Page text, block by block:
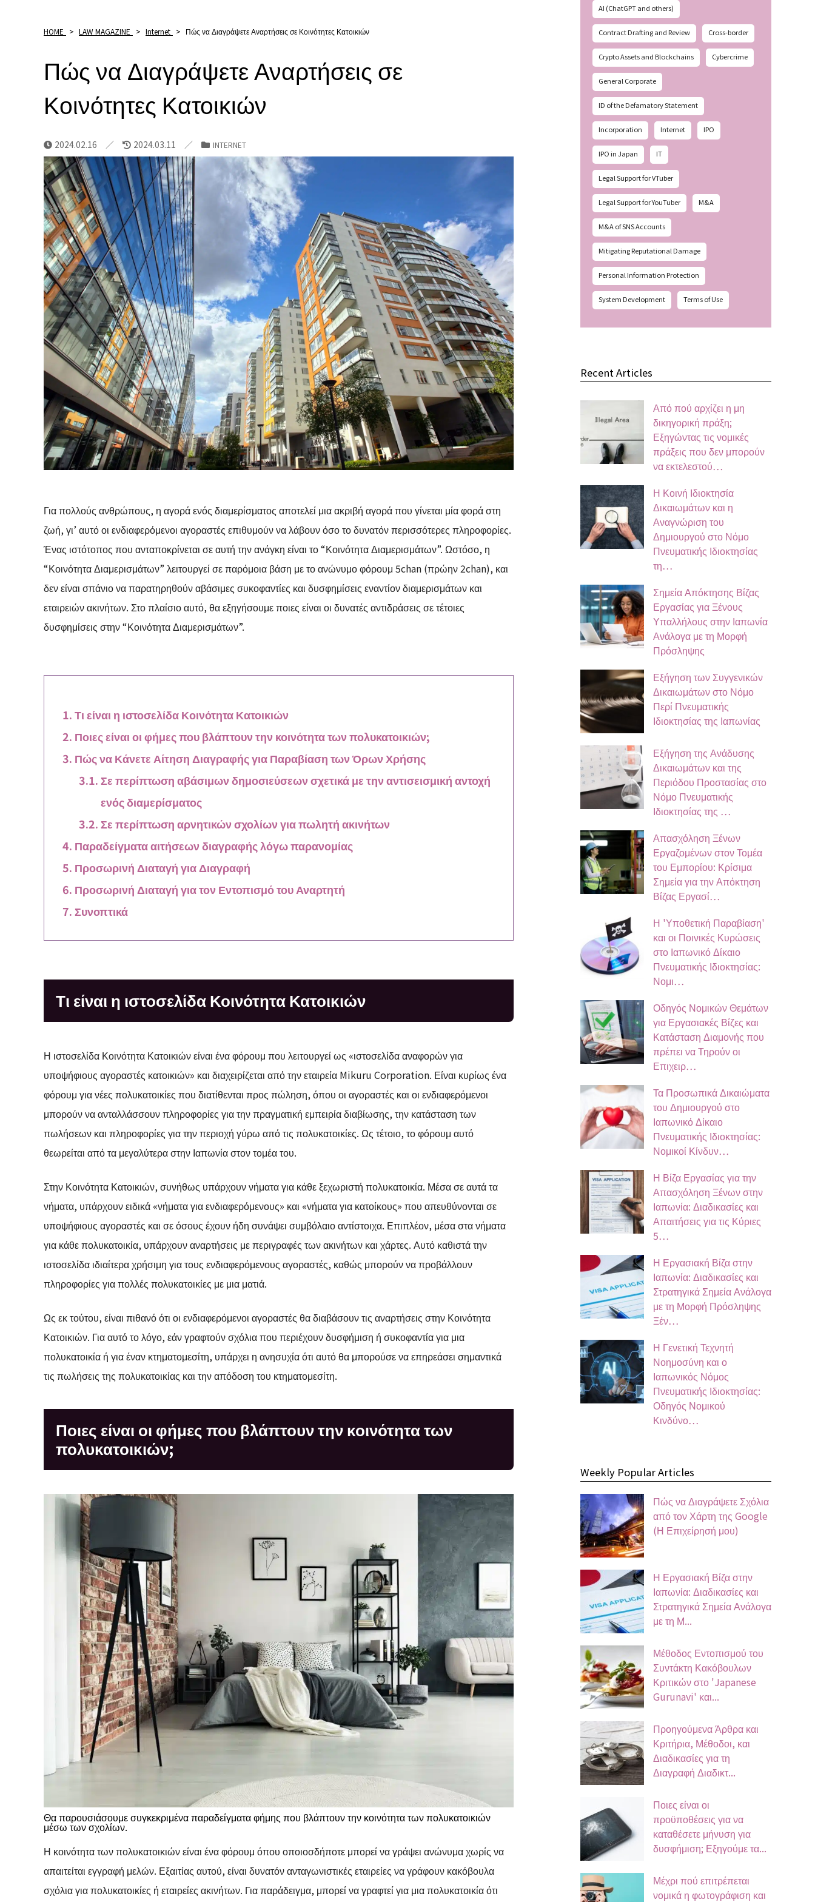
HOME > LAW MAGAZINE > Internet > Πώς να Διαγράψετε Αναρτήσεις σε Κοινότητες Κατοικιών
Πώς να Διαγράψετε Αναρτήσεις σε
Κοινότητες Κατοικιών
2024.02.16 2024.03.11 INTERNET
Για πολλούς ανθρώπους, η αγορά ενός διαμερίσματος αποτελεί μια ακριβή αγορά που γίνεται μία φορά στη
ζωή, γι’ αυτό οι ενδιαφερόμενοι αγοραστές επιθυμούν να λάβουν όσο το δυνατόν περισσότερες πληροφορίες.
Ένας ιστότοπος που ανταποκρίνεται σε αυτή την ανάγκη είναι το “Κοινότητα Διαμερισμάτων”. Ωστόσο, η
“Κοινότητα Διαμερισμάτων” λειτουργεί σε παρόμοια βάση με το ανώνυμο φόρουμ 5chan (πρώην 2chan), και
δεν είναι σπάνιο να παρατηρηθούν αβάσιμες συκοφαντίες και δυσφημίσεις εναντίον διαμερισμάτων και
εταιρειών ακινήτων. Στο πλαίσιο αυτό, θα εξηγήσουμε ποιες είναι οι δυνατές αντιδράσεις σε τέτοιες
δυσφημίσεις στην “Κοινότητα Διαμερισμάτων”.
Τι είναι η ιστοσελίδα Κοινότητα Κατοικιών
Ποιες είναι οι φήμες που βλάπτουν την κοινότητα των πολυκατοικιών;
Πώς να Κάνετε Αίτηση Διαγραφής για Παραβίαση των Όρων Χρήσης
Σε περίπτωση αβάσιμων δημοσιεύσεων σχετικά με την αντισεισμική αντοχή
ενός διαμερίσματος
Σε περίπτωση αρνητικών σχολίων για πωλητή ακινήτων
Παραδείγματα αιτήσεων διαγραφής λόγω παρανομίας
Προσωρινή Διαταγή για Διαγραφή
Προσωρινή Διαταγή για τον Εντοπισμό του Αναρτητή
Συνοπτικά
Τι είναι η ιστοσελίδα Κοινότητα Κατοικιών
Η ιστοσελίδα Κοινότητα Κατοικιών είναι ένα φόρουμ που λειτουργεί ως «ιστοσελίδα αναφορών για
υποψήφιους αγοραστές κατοικιών» και διαχειρίζεται από την εταιρεία Mikuru Corporation. Είναι κυρίως ένα
φόρουμ για νέες πολυκατοικίες που διατίθενται προς πώληση, όπου οι αγοραστές και οι ενδιαφερόμενοι
μπορούν να ανταλλάσσουν πληροφορίες για την πραγματική εμπειρία διαβίωσης, την κατάσταση των
πωλήσεων και πληροφορίες για την περιοχή γύρω από τις πολυκατοικίες. Ως τέτοιο, το φόρουμ αυτό
θεωρείται από τα μεγαλύτερα στην Ιαπωνία στον τομέα του.
Στην Κοινότητα Κατοικιών, συνήθως υπάρχουν νήματα για κάθε ξεχωριστή πολυκατοικία. Μέσα σε αυτά τα
νήματα, υπάρχουν ειδικά «νήματα για ενδιαφερόμενους» και «νήματα για κατοίκους» που απευθύνονται σε
υποψήφιους αγοραστές και σε όσους έχουν ήδη συνάψει συμβόλαιο αντίστοιχα. Επιπλέον, μέσα στα νήματα
για κάθε πολυκατοικία, υπάρχουν αναρτήσεις με περιγραφές των ακινήτων και χάρτες. Αυτό καθιστά την
ιστοσελίδα ιδιαίτερα χρήσιμη για τους ενδιαφερόμενους αγοραστές, καθώς μπορούν να προβάλλουν
πληροφορίες για πολλές πολυκατοικίες με μια ματιά.
Ως εκ τούτου, είναι πιθανό ότι οι ενδιαφερόμενοι αγοραστές θα διαβάσουν τις αναρτήσεις στην Κοινότητα
Κατοικιών. Για αυτό το λόγο, εάν γραφτούν σχόλια που περιέχουν δυσφήμιση ή συκοφαντία για μια
πολυκατοικία ή για έναν κτηματομεσίτη, υπάρχει η ανησυχία ότι αυτό θα μπορούσε να επηρεάσει σημαντικά
τις πωλήσεις της πολυκατοικίας και την απόδοση του κτηματομεσίτη.
Ποιες είναι οι φήμες που βλάπτουν την κοινότητα των
πολυκατοικιών;
Θα παρουσιάσουμε συγκεκριμένα παραδείγματα φήμης που βλάπτουν την κοινότητα των πολυκατοικιών
μέσω των σχολίων.
Η κοινότητα των πολυκατοικιών είναι ένα φόρουμ όπου οποιοσδήποτε μπορεί να γράψει ανώνυμα χωρίς να
απαιτείται εγγραφή μελών. Εξαιτίας αυτού, είναι δυνατόν ανταγωνιστικές εταιρείες να γράφουν κακόβουλα
σχόλια για πολυκατοικίες ή εταιρείες ακινήτων. Για παράδειγμα, μπορεί να γραφτεί για μια πολυκατοικία ότι
AI (ChatGPT and others)
Contract Drafting and Review Cross-border
Crypto Assets and Blockchains Cybercrime
General Corporate
ID of the Defamatory Statement
Incorporation Internet IPO
IPO in Japan IT
Legal Support for VTuber
Legal Support for YouTuber M&A
M&A of SNS Accounts
Mitigating Reputational Damage
Personal Information Protection
System Development Terms of Use
Recent Articles
Από πού αρχίζει η μη
δικηγορική πράξη;
Εξηγώντας τις νομικές
πράξεις που δεν μπορούν
να εκτελεστού…
Η Κοινή Ιδιοκτησία
Δικαιωμάτων και η
Αναγνώριση του
Δημιουργού στο Νόμο
Πνευματικής Ιδιοκτησίας
τη…
Σημεία Απόκτησης Βίζας
Εργασίας για Ξένους
Υπαλλήλους στην Ιαπωνία
Ανάλογα με τη Μορφή
Πρόσληψης
Εξήγηση των Συγγενικών
Δικαιωμάτων στο Νόμο
Περί Πνευματικής
Ιδιοκτησίας της Ιαπωνίας
Εξήγηση της Ανάδυσης
Δικαιωμάτων και της
Περιόδου Προστασίας στο
Νόμο Πνευματικής
Ιδιοκτησίας της …
Απασχόληση Ξένων
Εργαζομένων στον Τομέα
του Εμπορίου: Κρίσιμα
Σημεία για την Απόκτηση
Βίζας Εργασί…
Η 'Υποθετική Παραβίαση'
και οι Ποινικές Κυρώσεις
στο Ιαπωνικό Δίκαιο
Πνευματικής Ιδιοκτησίας:
Νομι…
Οδηγός Νομικών Θεμάτων
για Εργασιακές Βίζες και
Κατάσταση Διαμονής που
πρέπει να Τηρούν οι
Επιχειρ…
Τα Προσωπικά Δικαιώματα
του Δημιουργού στο
Ιαπωνικό Δίκαιο
Πνευματικής Ιδιοκτησίας:
Νομικοί Κίνδυν…
Η Βίζα Εργασίας για την
Απασχόληση Ξένων στην
Ιαπωνία: Διαδικασίες και
Απαιτήσεις για τις Κύριες
5…
Η Εργασιακή Βίζα στην
Ιαπωνία: Διαδικασίες και
Στρατηγικά Σημεία Ανάλογα
με τη Μορφή Πρόσληψης
Ξέν…
Η Γενετική Τεχνητή
Νοημοσύνη και ο
Ιαπωνικός Νόμος
Πνευματικής Ιδιοκτησίας:
Οδηγός Νομικού
Κινδύνο…
Weekly Popular Articles
Πώς να Διαγράψετε Σχόλια
από τον Χάρτη της Google
(Η Επιχείρησή μου)
Η Εργασιακή Βίζα στην
Ιαπωνία: Διαδικασίες και
Στρατηγικά Σημεία Ανάλογα
με τη Μ...
Μέθοδος Εντοπισμού του
Συντάκτη Κακόβουλων
Κριτικών στο 'Japanese
Gurunavi' και...
Προηγούμενα Άρθρα και
Κριτήρια, Μέθοδοι, και
Διαδικασίες για τη
Διαγραφή Διαδικτ...
Ποιες είναι οι
προϋποθέσεις για να
καταθέσετε μήνυση για
δυσφήμιση; Εξηγούμε τα...
Μέχρι πού επιτρέπεται
νομικά η φωτογράφιση και